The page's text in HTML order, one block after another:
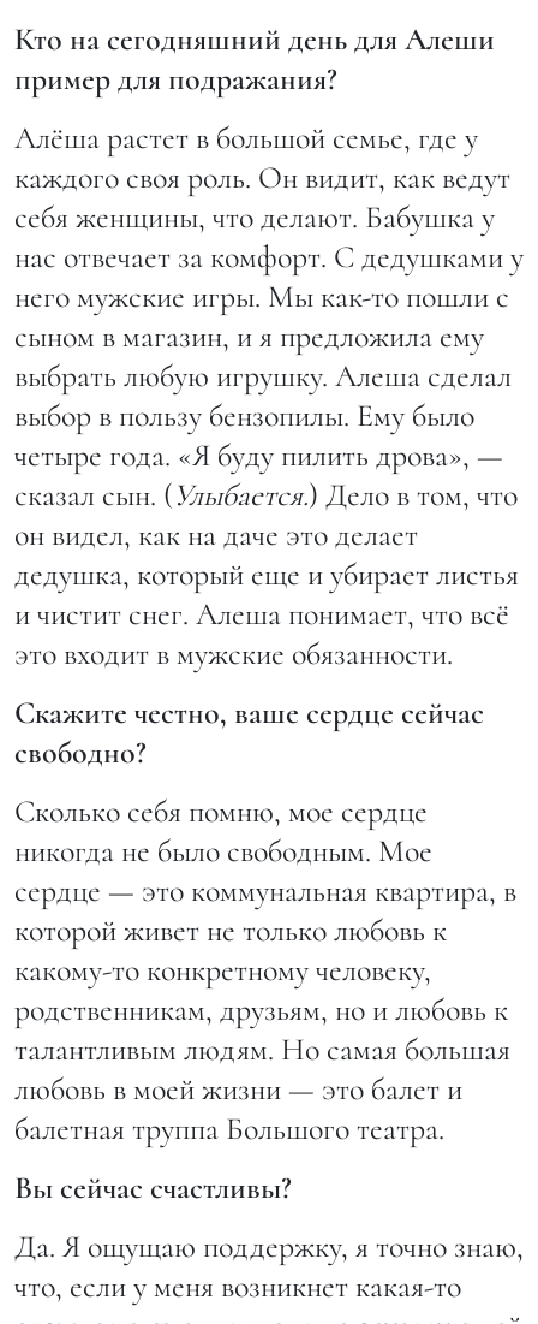
Кто на сегодняшний день для Алеши
пример для подражания?
Алёша растет в большой семье, где у
каждого своя роль. Он видит, как ведут
себя женщины, что делают. Бабушка у
нас отвечает за комфорт. С дедушками у
него мужские игры. Мы как-то пошли с
сыном в магазин, и я предложила ему
выбрать любую игрушку. Алеша сделал
выбор в пользу бензопилы. Ему было
четыре года. «Я буду пилить дрова», —
сказал сын. (Улыбается.) Дело в том, что
он видел, как на даче это делает
дедушка, который еще и убирает листья
и чистит снег. Алеша понимает, что всё
это входит в мужские обязанности.
Скажите честно, ваше сердце сейчас
свободно?
Сколько себя помню, мое сердце
никогда не было свободным. Мое
сердце — это коммунальная квартира, в
которой живет не только любовь к
какому-то конкретному человеку,
родственникам, друзьям, но и любовь к
талантливым людям. Но самая большая
любовь в моей жизни — это балет и
балетная труппа Большого театра.
Вы сейчас счастливы?
Да. Я ощущаю поддержку, я точно знаю,
что, если у меня возникнет какая-то